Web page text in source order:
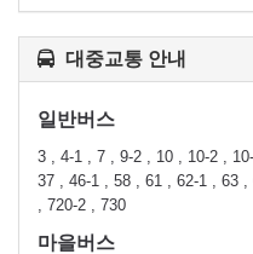
대중교통 안내
일반버스
3 , 4-1 , 7 , 9-2 , 10 , 10-2 ,
37 , 46-1 , 58 , 61 , 62-1 , 63
, 720-2 , 730
마을버스